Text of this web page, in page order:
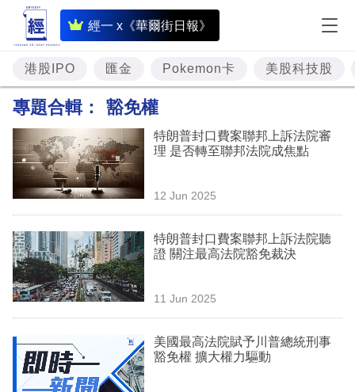
經一 x《華爾街日報》
即
時
財
經
題
投
資
樓
市
理
業
港股IPO 匯金 Pokemon卡 美股科技股
專題合輯： 豁免權
特朗普封口費案聯邦上訴法院審
理 是否轉至聯邦法院成焦點
12 Jun 2025
特朗普封口費案聯邦上訴法院聽
證 關注最高法院豁免裁決
11 Jun 2025
美國最高法院賦予川普總統刑事
豁免權 擴大權力驅動